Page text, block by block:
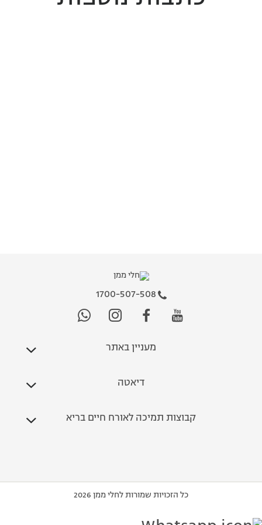
1700-507-508
מעניין באתר
דיאטה
קבוצות תמיכה לאורח חיים בריא
כל הזכויות שמורות לחלי ממן 2026